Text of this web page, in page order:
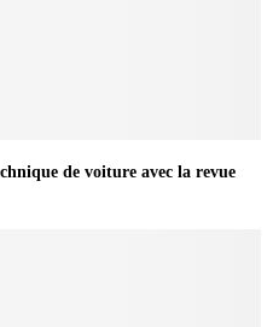
de voiture avec la revue